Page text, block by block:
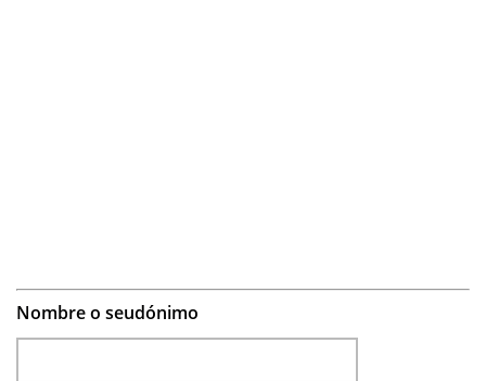
Nombre o seudónimo